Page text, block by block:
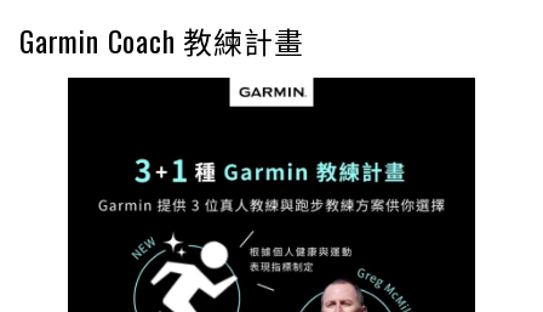
Garmin Coach 教練計畫